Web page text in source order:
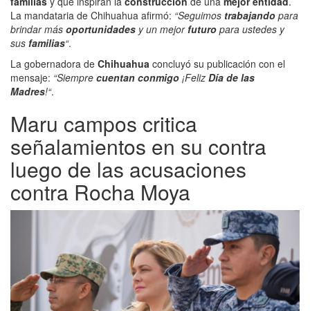
La mandataria de Chihuahua afirmó: “Seguimos trabajando para
brindar más oportunidades y un mejorfuturo para ustedes y
sus familias“.
La gobernadora de Chihuahua concluyó su publicación con el
mensaje: “Siempre cuentan conmigo ¡Feliz Día de las
Madres!“.
Maru campos critica
señalamientos en su contra
luego de las acusaciones
contra Rocha Moya